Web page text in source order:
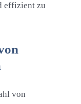
effizient zu
von